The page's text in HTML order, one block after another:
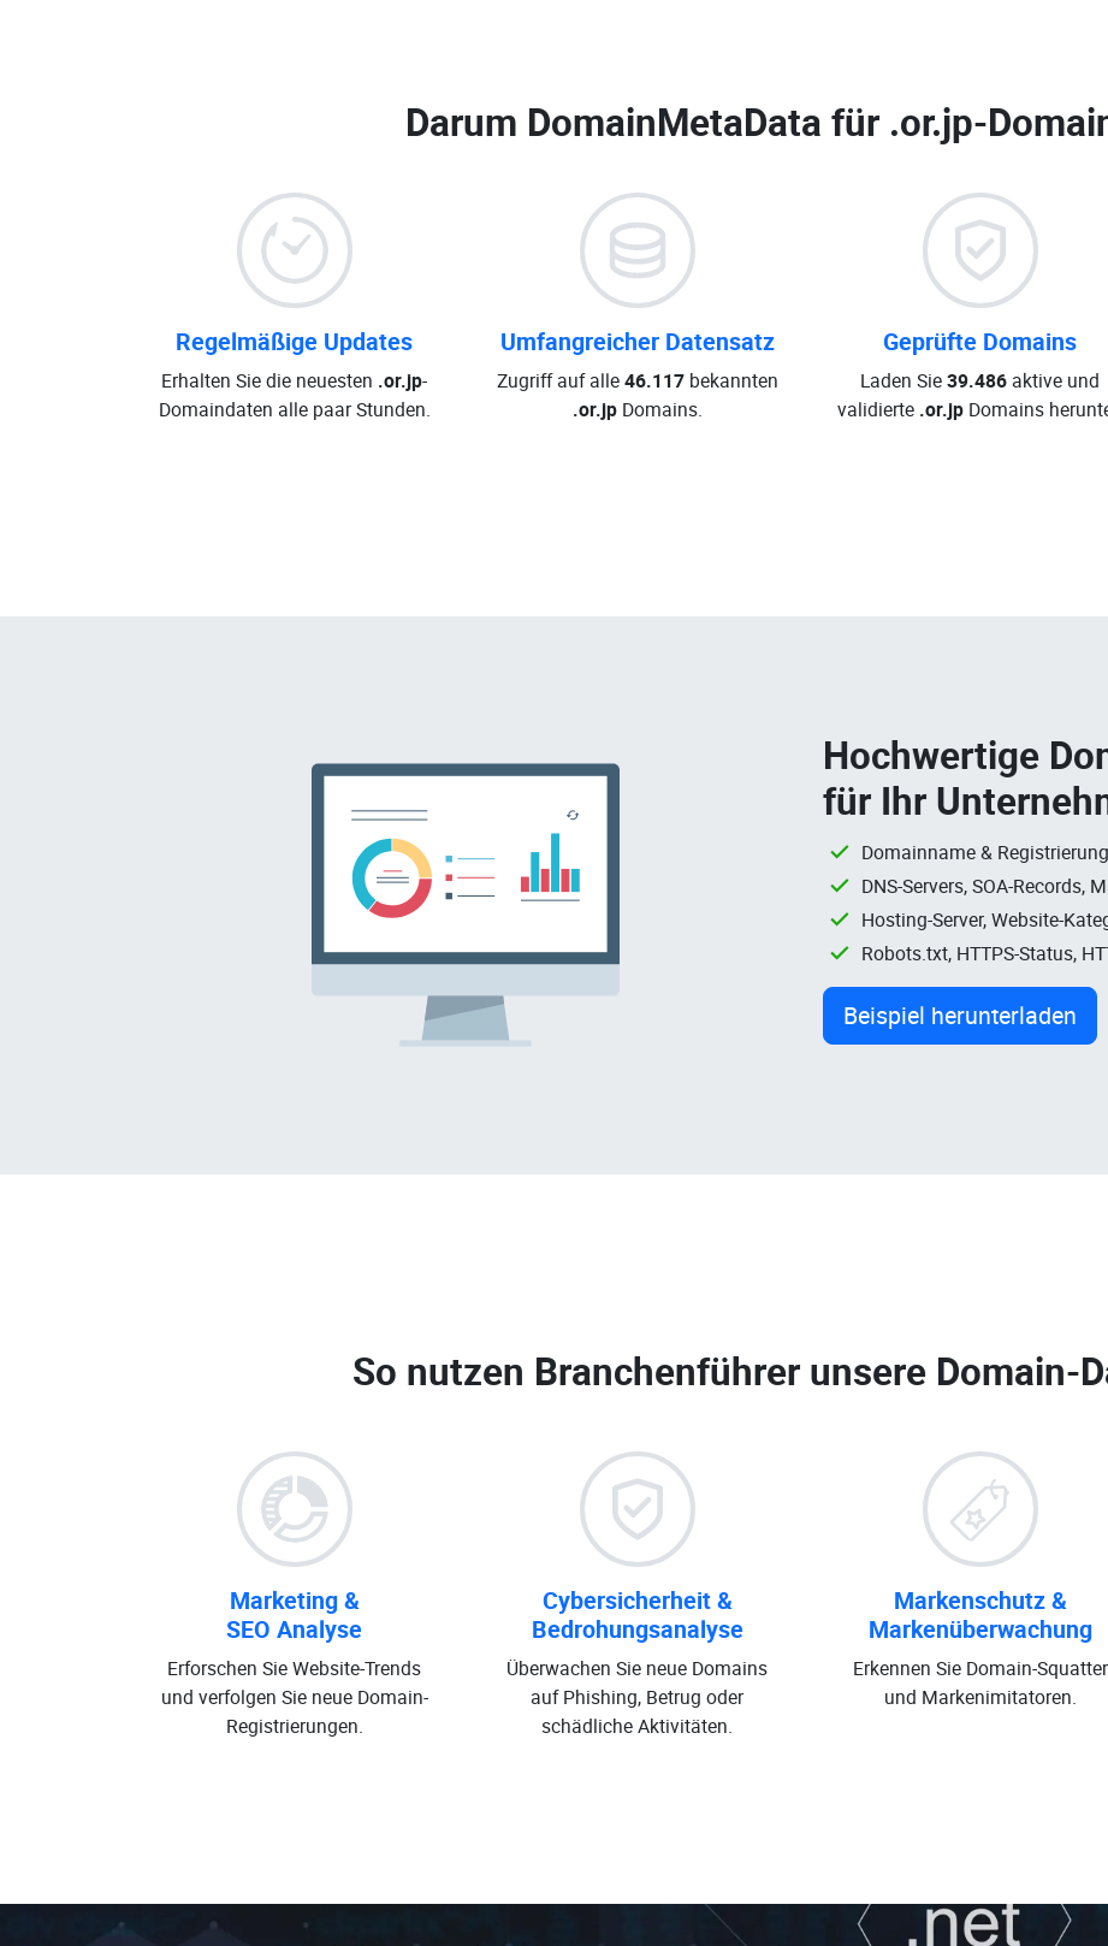
Darum DomainMetaData für .or.jp-
Regelmäßige Updates
Erhalten Sie die neuesten .or.jp-
Domaindaten alle paar Stunden.
Umfangreicher Datensatz
Zugriff auf alle46.117bekannten
.or.jpDomains.
Geprüfte Domains
Laden Sie39.486 aktive und
validierte .or.jp Domains
Hochwertige
für Ihr
Domainname &
DNS-Servers, SOA-Records,
Hosting-Server, Website-
Robots.txt, HTTPS-Status,
Beispiel herunterladen
So nutzen Branchenführer unsere Domain-
Marketing &
SEO Analyse
Erforschen Sie Website-Trends
und verfolgen Sie neue Domain-
Registrierungen.
Cybersicherheit &
Bedrohungsanalyse
Überwachen Sie neue Domains
auf Phishing, Betrug oder
schädliche Aktivitäten.
Markenschutz &
Markenüberwachung
Erkennen Sie Domain-Squatter
und Markenimitatoren.